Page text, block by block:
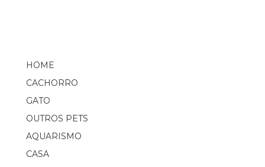
HOME
CACHORRO
GATO
OUTROS PETS
AQUARISMO
CASA